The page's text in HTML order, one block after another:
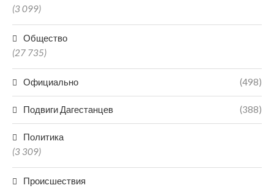
(3 099)
Общество
(27 735)
Официально (498)
Подвиги Дагестанцев (388)
Политика
(3 309)
Происшествия